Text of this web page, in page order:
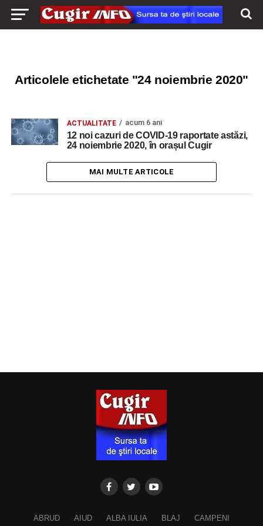
Articolele etichetate "24 noiembrie 2020"
ACTUALITATE acum 6 ani
12 noi cazuri de COVID-19 raportate astăzi,
24 noiembrie 2020, în orașul Cugir
MAI MULTE ARTICOLE
ABRUD AIUD ALBA IULIA BLAJ CAMPENI